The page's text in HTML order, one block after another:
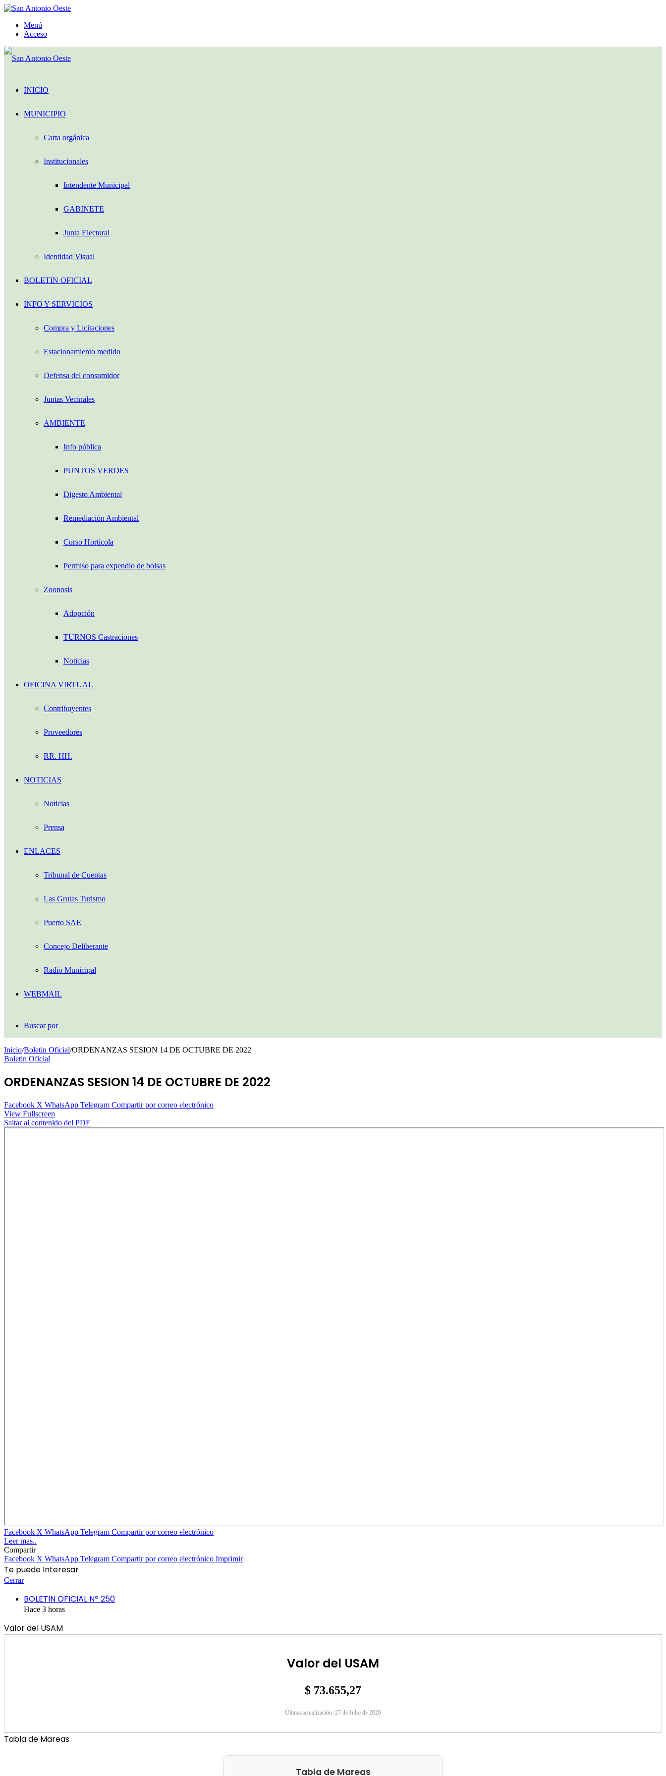
Menú
Acceso
INICIO
MUNICIPIO
Carta orgánica
Institucionales
Intendente Municipal
GABINETE
Junta Electoral
Identidad Visual
BOLETIN OFICIAL
INFO Y SERVICIOS
Compra y Licitaciones
Estacionamiento medido
Defensa del consumidor
Juntas Vecinales
AMBIENTE
Info pública
PUNTOS VERDES
Digesto Ambiental
Remediación Ambiental
Curso Hortícola
Permiso para expendio de bolsas
Zoonosis
Adopción
TURNOS Castraciones
Noticias
OFICINA VIRTUAL
Contribuyentes
Proveedores
RR. HH.
NOTICIAS
Noticias
Prensa
ENLACES
Tribunal de Cuentas
Las Grutas Turismo
Puerto SAE
Concejo Deliberante
Radio Municipal
WEBMAIL
Buscar por
Inicio/Boletin Oficial/ORDENANZAS SESION 14 DE OCTUBRE DE 2022
Boletin Oficial
ORDENANZAS SESION 14 DE OCTUBRE DE 2022
Facebook X WhatsApp Telegram Compartir por correo electrónico
View Fullscreen
Saltar al contenido del PDF
Facebook X WhatsApp Telegram Compartir por correo electrónico
Leer mas..
Compartir
Facebook X WhatsApp Telegram Compartir por correo electrónico Imprimir
Te puede Interesar
Cerrar
BOLETIN OFICIAL Nº 250
Hace 3 horas
Valor del USAM
Valor del USAM
$ 73.655,27
Última actualización: 27 de Julio de 2026
Tabla de Mareas
Tabla de Mareas